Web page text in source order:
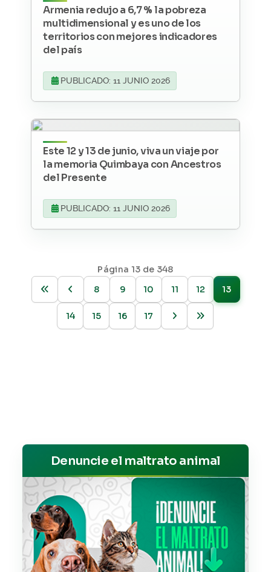
Armenia redujo a 6,7 % la pobreza
multidimensional y es uno de los
territorios con mejores indicadores
del país
PUBLICADO: 11 JUNIO 2026
Este 12 y 13 de junio, viva un viaje por
la memoria Quimbaya con Ancestros
del Presente
PUBLICADO: 11 JUNIO 2026
Página 13 de 348
8
9 10 11 12 13
14 15 16 17
Denuncie el maltrato animal